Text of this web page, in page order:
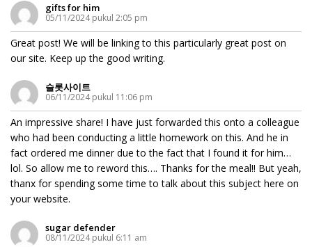
gifts for him
05/11/2024 pukul 2:05 pm
Great post! We will be linking to this particularly great post on
our site. Keep up the good writing.
슬롯사이트
06/11/2024 pukul 11:06 pm
An impressive share! I have just forwarded this onto a colleague
who had been conducting a little homework on this. And he in
fact ordered me dinner due to the fact that I found it for him…
lol. So allow me to reword this…. Thanks for the meal!! But yeah,
thanx for spending some time to talk about this subject here on
your website.
sugar defender
08/11/2024 pukul 6:11 am